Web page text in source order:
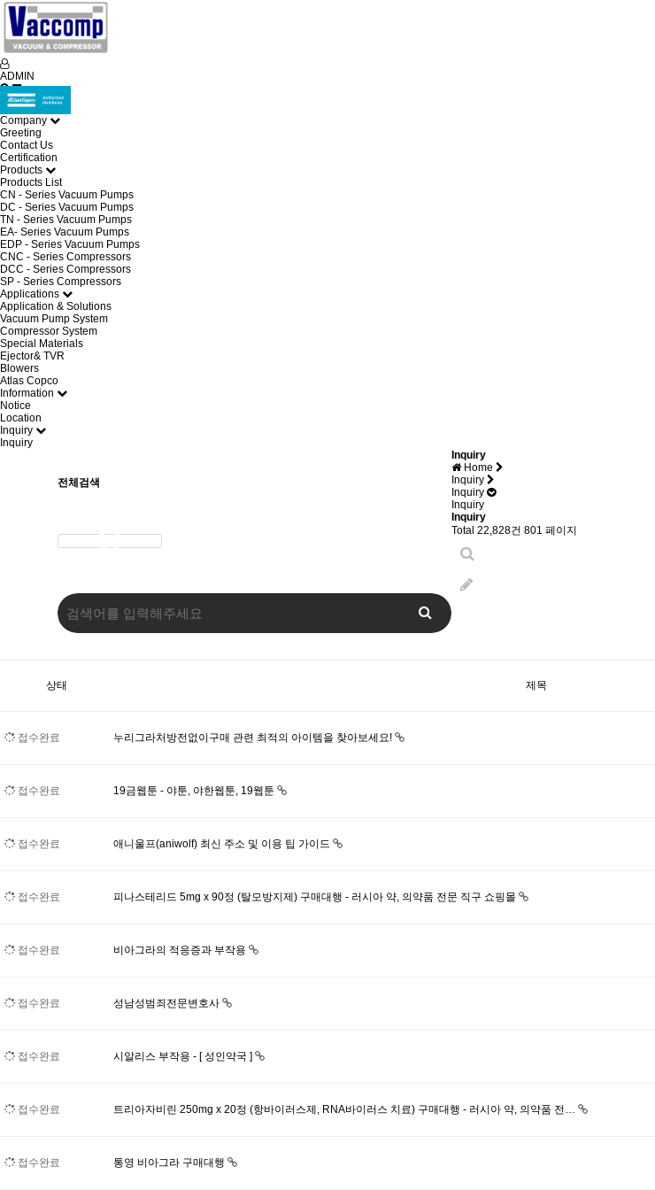
ADMIN
Company
Greeting
Contact Us
Certification
Products
Products List
CN - Series Vacuum Pumps
DC - Series Vacuum Pumps
TN - Series Vacuum Pumps
EA- Series Vacuum Pumps
EDP - Series Vacuum Pumps
CNC - Series Compressors
DCC - Series Compressors
SP - Series Compressors
Applications
Application & Solutions
Vacuum Pump System
Compressor System
Special Materials
Ejector& TVR
Blowers
Atlas Copco
Information
Notice
Location
Inquiry
Inquiry
전체검색
Inquiry
Home
Inquiry
Inquiry
Inquiry
Inquiry
Total 22,828건 801 페이지
상태 제목
접수완료 누리그라처방전없이구매 관련 최적의 아이템을 찾아보세요!
접수완료 19금웹툰 - 야툰, 야한웹툰, 19웹툰
접수완료 애니울프(aniwolf) 최신 주소 및 이용 팁 가이드
접수완료 피나스테리드 5mg x 90정 (탈모방지제) 구매대행 - 러시아 약, 의약품 전문 직구 쇼핑몰
접수완료 비아그라의 적응증과 부작용
접수완료 성남성범죄전문변호사
접수완료 시알리스 부작용 - [ 성인약국 ]
접수완료 트리아자비린 250mg x 20정 (항바이러스제, RNA바이러스 치료) 구매대행 - 러시아 약, 의약품 전…
접수완료 통영 비아그라 구매대행